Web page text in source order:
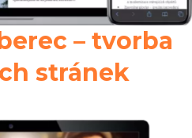
– tvorba
stránek